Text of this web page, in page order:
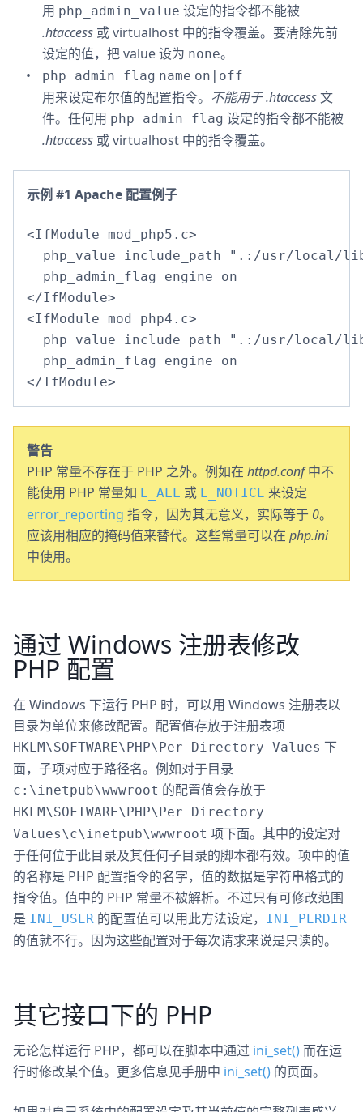
用 php_admin_value 设定的指令都不能被
.htaccess 或 virtualhost 中的指令覆盖。要清除先前
设定的值，把 value 设为 none。
php_admin_flag name on|off
用来设定布尔值的配置指令。 不能用于.htaccess文
件。任何用 php_admin_flag 设定的指令都不能被
.htaccess 或 virtualhost 中的指令覆盖。
示例 #1 Apache 配置例子
<IfModule mod_php5.c>
php_value include_path ".:/usr/local/
  php_admin_flag engine on
</IfModule>
<IfModule mod_php4.c>
php_value include_path ".:/usr/local/
  php_admin_flag engine on
</IfModule>
警告
PHP 常量不存在于 PHP 之外。例如在 httpd.conf中不
能使用 PHP 常量如 E_ALL 或 E_NOTICE 来设定
error_reporting 指令，因为其无意义，实际等于 0。
应该用相应的掩码值来替代。这些常量可以在 php.ini
中使用。
通过 Windows 注册表修改
PHP 配置
在 Windows 下运行 PHP 时，可以用 Windows 注册表以
目录为单位来修改配置。配置值存放于注册表项
HKLM\SOFTWARE\PHP\Per Directory Values 下
面，子项对应于路径名。例如对于目录
c:\inetpub\wwwroot 的配置值会存放于
HKLM\SOFTWARE\PHP\Per Directory
Values\c\inetpub\wwwroot 项下面。其中的设定对
于任何位于此目录及其任何子目录的脚本都有效。项中的值
的名称是 PHP 配置指令的名字，值的数据是字符串格式的
指令值。值中的 PHP 常量不被解析。不过只有可修改范围
是 INI_USER 的配置值可以用此方法设定， INI_PERDIR
的值就不行。因为这些配置对于每次请求来说是只读的。
其它接口下的 PHP
无论怎样运行 PHP，都可以在脚本中通过 ini_set()而在运
行时修改某个值。更多信息见手册中 ini_set() 的页面。